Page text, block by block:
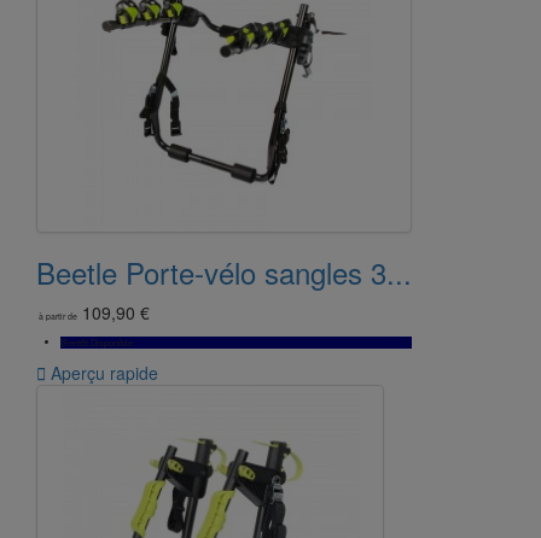
Beetle Porte-vélo sangles 3...
à partir de 109,90 €
Bientôt Disponible
 Aperçu rapide